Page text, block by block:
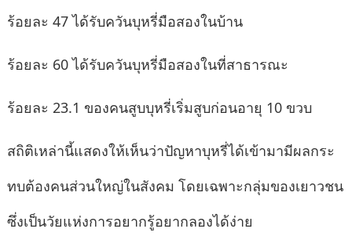
ร้อยละ 47 ได้รับควันบุหรี่มือสองในบ้าน
ร้อยละ 60 ได้รับควันบุหรี่มือสองในที่สาธารณะ
ร้อยละ 23.1 ของคนสูบบุหรี่เริ่มสูบก่อนอายุ 10 ขวบ
สถิติเหล่านี้แสดงให้เห็นว่าปัญหาบุหรี่ได้เข้ามามีผลกระ
ทบต้องคนส่วนใหญ่ในสังคม โดยเฉพาะกลุ่มของเยาวชน
ซึ่งเป็นวัยแห่งการอยากรู้อยากลองได้ง่าย